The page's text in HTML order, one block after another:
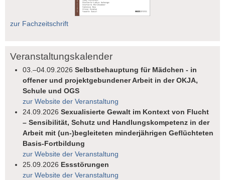
zur Fachzeitschrift
Veranstaltungskalender
03.–04.09.2026Selbstbehauptung für Mädchen - in
offener und projektgebundener Arbeit in der OKJA,
Schule und OGS
zur Website der Veranstaltung
24.09.2026Sexualisierte Gewalt im Kontext von Flucht
– Sensibilität, Schutz und Handlungskompetenz in der
Arbeit mit (un-)begleiteten minderjährigen Geflüchteten
Basis-Fortbildung
zur Website der Veranstaltung
25.09.2026 Essstörungen
zur Website der Veranstaltung